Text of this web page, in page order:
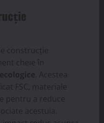
construcție
cheie în
. Acestea
FSC, materiale
pentru a reduce
acestuia.